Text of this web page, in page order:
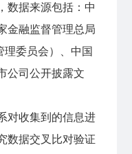
数据来源包括：中
金融监督管理总局
理委员会）、中国
公司公开披露文
对收集到的信息进
数据交叉比对验证